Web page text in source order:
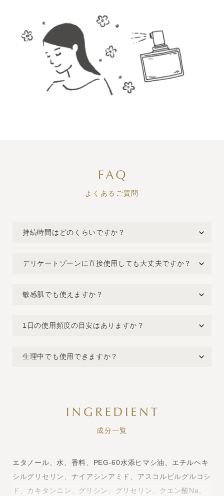
よくあるご質問
持続時間はどのくらいですか？
デリケートゾーンに直接使用しても大丈夫ですか？
敏感肌でも使えますか？
1日の使用頻度の目安はありますか？
生理中でも使用できますか？
成分一覧
エタノール、水、香料、PEG-60水添ヒマシ油、エチルヘキ
シルグリセリン、ナイアシンアミド、アスコルビルグルコシ
ド、カキタンニン、グリシン、グリセリン、クエン酸Na、